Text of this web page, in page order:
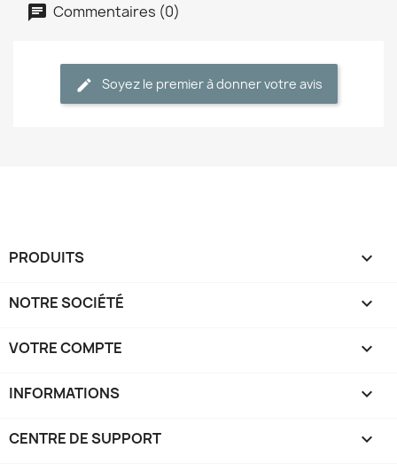
Commentaires (0)
Soyez le premier à donner votre avis
PRODUITS 
NOTRE SOCIÉTÉ 
VOTRE COMPTE 
INFORMATIONS keyboard_arrow_down
CENTRE DE SUPPORT 